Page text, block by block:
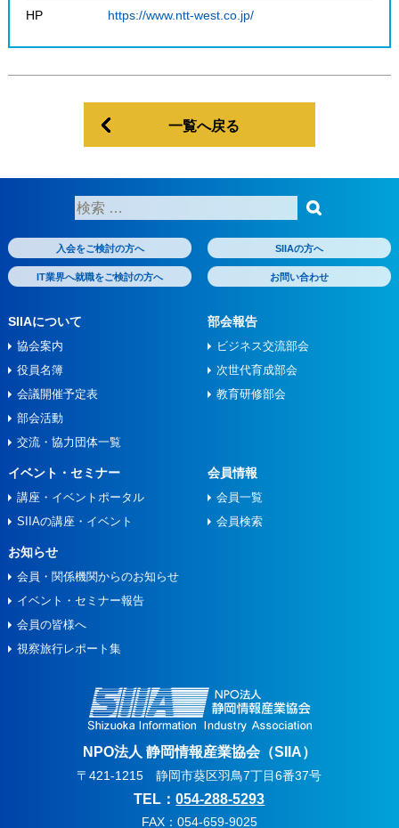
HP https://www.ntt-west.co.jp/
一覧へ戻る
入会をご検討の方へ SIIAの方へ
IT業界へ就職をご検討の方へ お問い合わせ
SIIAについて
協会案内
役員名簿
会議開催予定表
部会活動
交流・協力団体一覧
部会報告
ビジネス交流部会
次世代育成部会
教育研修部会
イベント・セミナー
講座・イベントポータル
SIIAの講座・イベント
会員情報
会員一覧
会員検索
お知らせ
会員・関係機関からのお知らせ
イベント・セミナー報告
会員の皆様へ
視察旅⾏レポート集
NPO法人 静岡情報産業協会（SIIA）
〒421-1215 静岡市葵区羽鳥7丁目6番37号
TEL：054-288-5293
FAX：054-659-9025